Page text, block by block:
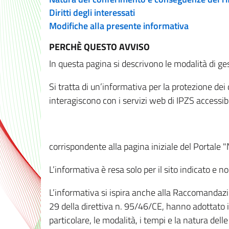
Diritti degli interessati
Modifiche alla presente informativa
PERCHÈ QUESTO AVVISO
In questa pagina si descrivono le modalità di
Si tratta di un’informativa per la protezione
interagiscono con i servizi web di IPZS
corrispondente alla pagina iniziale del
L’informativa è resa solo per il sito indicato e
L’informativa si ispira anche alla
29 della direttiva n. 95/46/CE, hanno
particolare, le modalità, i tempi e la natura